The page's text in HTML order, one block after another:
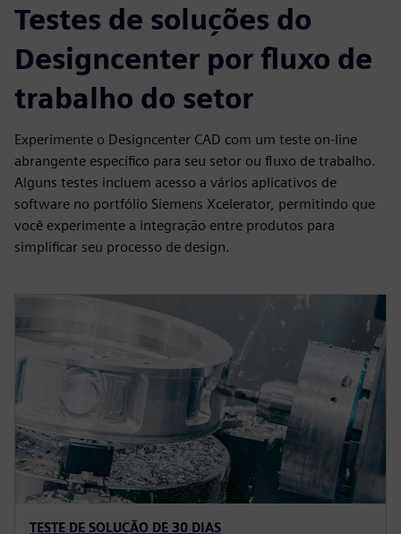
Testes de soluções do
Designcenter por fluxo de
trabalho do setor
Experimente o Designcenter CAD com um teste on-line
abrangente específico para seu setor ou fluxo de trabalho.
Alguns testes incluem acesso a vários aplicativos de
software no portfólio Siemens Xcelerator, permitindo que
você experimente a integração entre produtos para
simplificar seu processo de design.
TESTE DE SOLUÇÃO DE 30 DIAS